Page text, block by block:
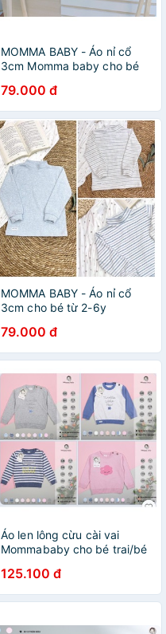
MOMMA BABY - Áo nỉ cổ
3cm Momma baby cho bé
79.000 đ
MOMMA BABY - Áo nỉ cổ
3cm cho bé từ 2-6y
79.000 đ
Áo len lông cừu cài vai
Mommababy cho bé trai/bé
125.100 đ